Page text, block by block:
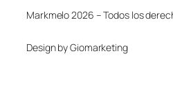
Markmelo 2026 – Todos los
Design by Giomarketing